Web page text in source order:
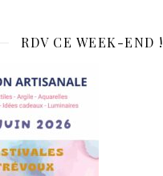
RDV CE WEEK-END !